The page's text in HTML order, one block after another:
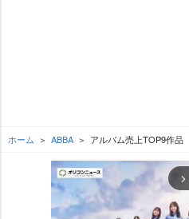
ホーム ABBA アルバム売上TOP9作品
arrow_forward_ios